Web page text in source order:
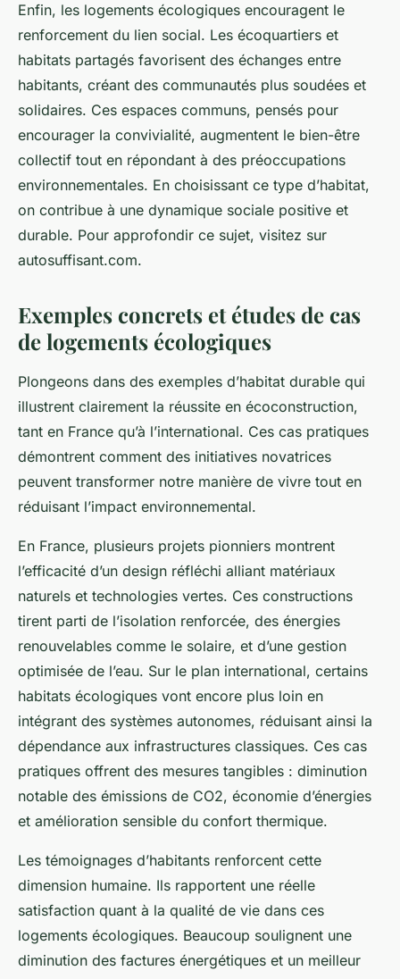
Enfin, les logements écologiques encouragent le
renforcement du lien social. Les écoquartiers et
habitats partagés favorisent des échanges entre
habitants, créant des communautés plus soudées et
solidaires. Ces espaces communs, pensés pour
encourager la convivialité, augmentent le bien-être
collectif tout en répondant à des préoccupations
environnementales. En choisissant ce type d’habitat,
on contribue à une dynamique sociale positive et
durable. Pour approfondir ce sujet, visitez sur
autosuffisant.com.
Exemples concrets et études de cas
de logements écologiques
Plongeons dans des exemples d’habitat durable qui
illustrent clairement la réussite en écoconstruction,
tant en France qu’à l’international. Ces cas pratiques
démontrent comment des initiatives novatrices
peuvent transformer notre manière de vivre tout en
réduisant l’impact environnemental.
En France, plusieurs projets pionniers montrent
l’efficacité d’un design réfléchi alliant matériaux
naturels et technologies vertes. Ces constructions
tirent parti de l’isolation renforcée, des énergies
renouvelables comme le solaire, et d’une gestion
optimisée de l’eau. Sur le plan international, certains
habitats écologiques vont encore plus loin en
intégrant des systèmes autonomes, réduisant ainsi la
dépendance aux infrastructures classiques. Ces cas
pratiques offrent des mesures tangibles : diminution
notable des émissions de CO2, économie d’énergies
et amélioration sensible du confort thermique.
Les témoignages d’habitants renforcent cette
dimension humaine. Ils rapportent une réelle
satisfaction quant à la qualité de vie dans ces
logements écologiques. Beaucoup soulignent une
diminution des factures énergétiques et un meilleur